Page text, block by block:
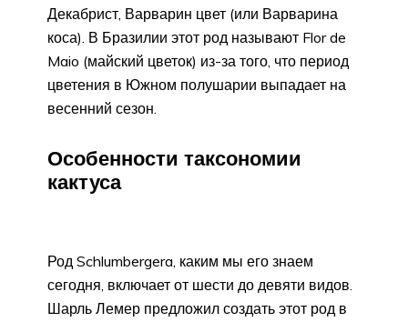
Декабрист, Варварин цвет (или Варварина
коса). В Бразилии этот род называют Flor de
Maio (майский цветок) из-за того, что период
цветения в Южном полушарии выпадает на
весенний сезон.
Особенности таксономии
кактуса
Род Schlumbergera, каким мы его знаем
сегодня, включает от шести до девяти видов.
Шарль Лемер предложил создать этот род в